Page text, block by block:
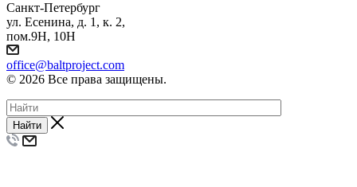
Санкт-Петербург
ул. Есенина, д. 1, к. 2,
пом.9Н, 10Н
office@baltproject.com
© 2026 Все права защищены.
Найти